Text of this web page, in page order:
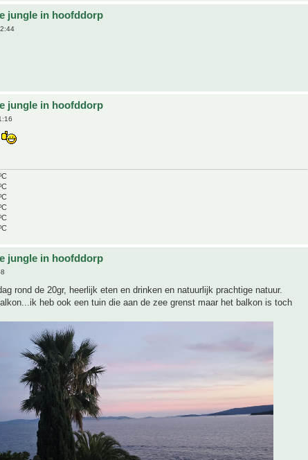
jungle in hoofddorp
jungle in hoofddorp
jungle in hoofddorp
rond de 20gr, heerlijk eten en drinken en natuurlijk prachtige natuur.
heb ook een tuin die aan de zee grenst maar het balkon is toch